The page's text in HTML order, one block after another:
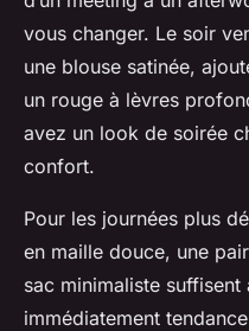
vous changer. Le soir
une blouse satinée,
un rouge à lèvres
avez un look de soirée
confort.
Pour les journées plus
en maille douce, une
sac minimaliste suffisent
immédiatement